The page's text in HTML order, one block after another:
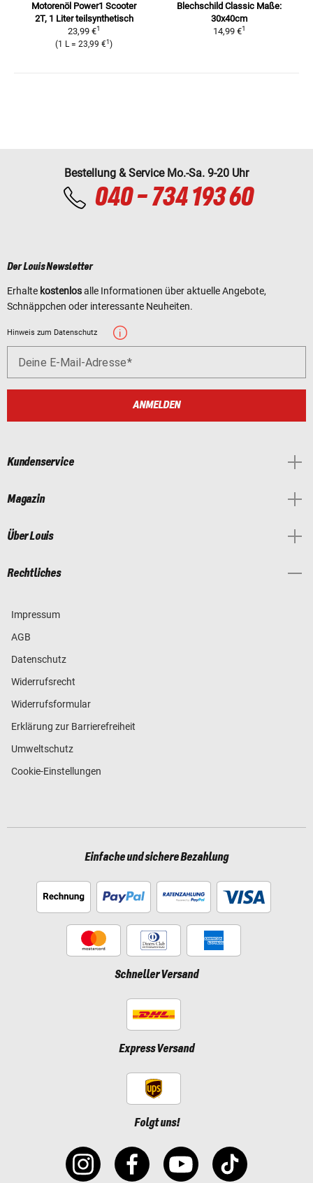
Motorenöl Power1 Scooter
2T, 1 Liter teilsynthetisch
23,99 €1
(1 L= 23,99 €1 )
Blechschild Classic Maße:
30x40cm
14,99 €1
Bestellung & Service Mo.-Sa. 9-20 Uhr
040 - 734 193 60
Der Louis Newsletter
Erhalte kostenlosalle Informationen über aktuelle Angebote,
Schnäppchen oder interessante Neuheiten.
Hinweis zum Datenschutz
Deine E-Mail-Adresse
ANMELDEN
Kundenservice
Magazin
Über Louis
Rechtliches
Impressum
AGB
Datenschutz
Widerrufsrecht
Widerrufsformular
Erklärung zur Barrierefreiheit
Umweltschutz
Cookie-Einstellungen
Einfache und sichere Bezahlung
Schneller Versand
Express Versand
Folgt uns!